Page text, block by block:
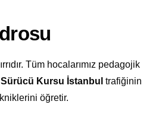
Tüm hocalarımız pedagojik
Sürücü Kursu İstanbul trafiğinin
öğretir.